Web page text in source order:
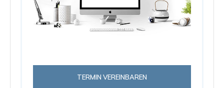
TERMIN VEREINBAREN